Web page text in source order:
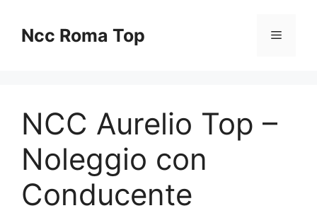
contenuto
Ncc Roma Top Menu
NCC Aurelio Top –
Noleggio con
Conducente